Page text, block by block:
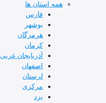
همه استان ها
فارس
بوشهر
هرمزگان
کرمان
آذربایجان غربی
اصفهان
لرستان
مرکزی
یزد